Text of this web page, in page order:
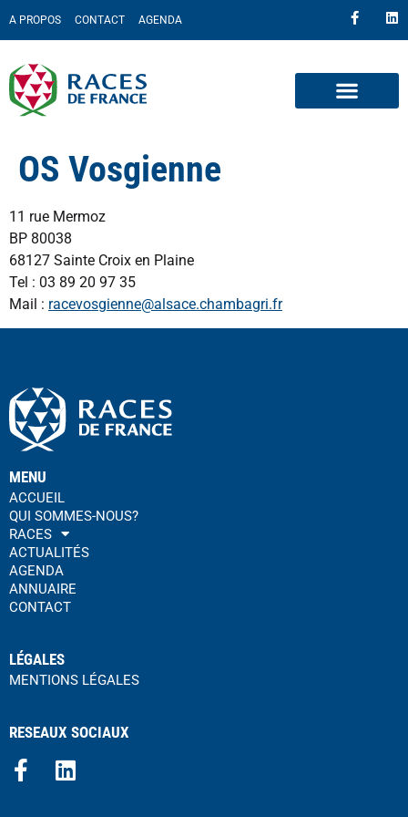
A PROPOS CONTACT AGENDA
OS Vosgienne
11 rue Mermoz
BP 80038
68127 Sainte Croix en Plaine
Tel : 03 89 20 97 35
Mail : racevosgienne@alsace.chambagri.fr
MENU
ACCUEIL
QUI SOMMES-NOUS?
RACES
ACTUALITÉS
AGENDA
ANNUAIRE
CONTACT
LÉGALES
MENTIONS LÉGALES
RESEAUX SOCIAUX